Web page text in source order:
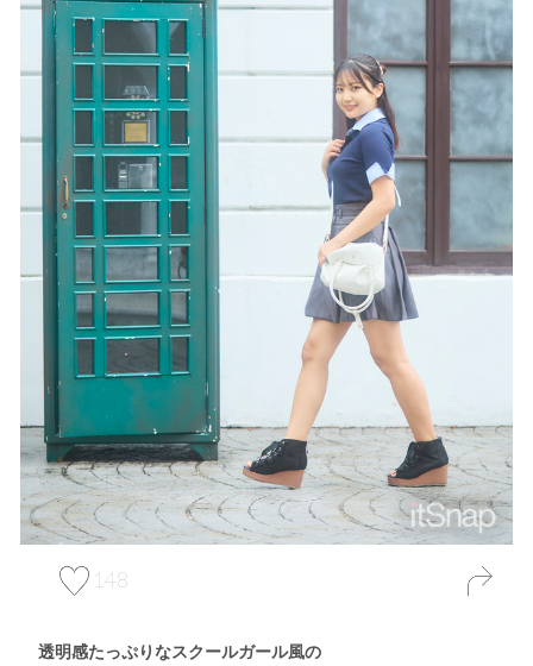
148
透明感たっぷりなスクールガール風の